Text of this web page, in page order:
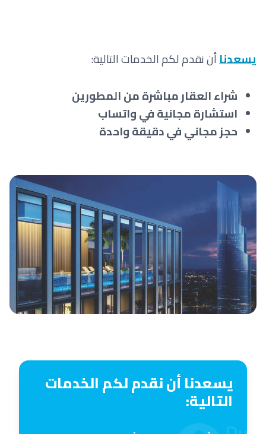
يسعدناأن نقدم لكم الخدمات التالية:
شراء العقار مباشرة من المطورين
استشارة مجانية في واتساب
حجز مجاني في دقيقة واحدة
يسعدنا أن نقدم لكم الخدمات
التالية: